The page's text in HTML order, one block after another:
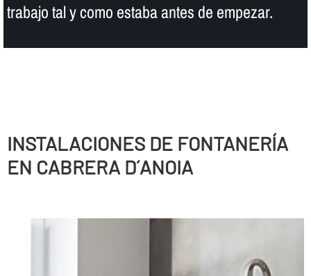
trabajo tal y como estaba antes de empezar.
INSTALACIONES DE FONTANERÍ­A
EN CABRERA D´ANOIA